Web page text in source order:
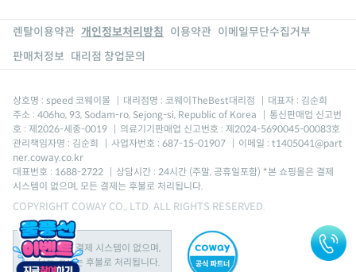
렌탈이용약관 개인정보처리방침 이용약관 이메일무단수집거부
판매처정보 대리점 창업문의
상호명 : speed 코웨이몰 대리점명 : 코웨이TheBest대리점
대표자 : 김순희
주소 : 406ho, 93, Sodam-ro, Sejong-si, Republic of Korea
통신판매업 신고번
호 : 제2026-세종-0019
의료기기판매업 신고번호 : 제2024-5690045-00083호
관리책임자명 : 김순희
사업자번호 : 687-15-01907
이메일 : t1405041@part
ner.coway.co.kr
대표번호 : 1688-2722
상담시간 : 24시간 (주말, 공휴일포함) *본 쇼핑몰은 결제
시스템이 없으며, 모든 결제는 후불로 처리됩니다.
COPYRIGHT COWAY CO., LTD. ALL RIGHTS RESERVED.
본 쇼핑몰은 결제 시스템이 없으며,
모든 결제는 후불로 처리됩니다.